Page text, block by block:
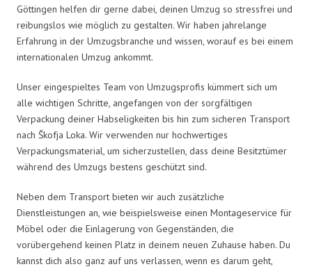
Göttingen helfen dir gerne dabei, deinen Umzug so stressfrei und
reibungslos wie möglich zu gestalten. Wir haben jahrelange
Erfahrung in der Umzugsbranche und wissen, worauf es bei einem
internationalen Umzug ankommt.
Unser eingespieltes Team von Umzugsprofis kümmert sich um
alle wichtigen Schritte, angefangen von der sorgfältigen
Verpackung deiner Habseligkeiten bis hin zum sicheren Transport
nach Škofja Loka. Wir verwenden nur hochwertiges
Verpackungsmaterial, um sicherzustellen, dass deine Besitztümer
während des Umzugs bestens geschützt sind.
Neben dem Transport bieten wir auch zusätzliche
Dienstleistungen an, wie beispielsweise einen Montageservice für
Möbel oder die Einlagerung von Gegenständen, die
vorübergehend keinen Platz in deinem neuen Zuhause haben. Du
kannst dich also ganz auf uns verlassen, wenn es darum geht,